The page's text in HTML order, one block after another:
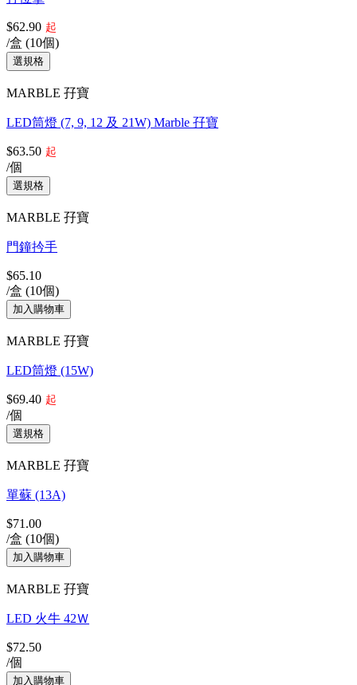
$62.90 起
/盒 (10個)
MARBLE 孖寶
LED筒燈 (7, 9, 12 及 21W) Marble 孖寶
$63.50 起
/個
MARBLE 孖寶
門鐘扲手
$65.10
/盒 (10個)
MARBLE 孖寶
LED筒燈 (15W)
$69.40 起
/個
MARBLE 孖寶
單蘇 (13A)
$71.00
/盒 (10個)
MARBLE 孖寶
LED 火牛 42Ｗ
$72.50
/個